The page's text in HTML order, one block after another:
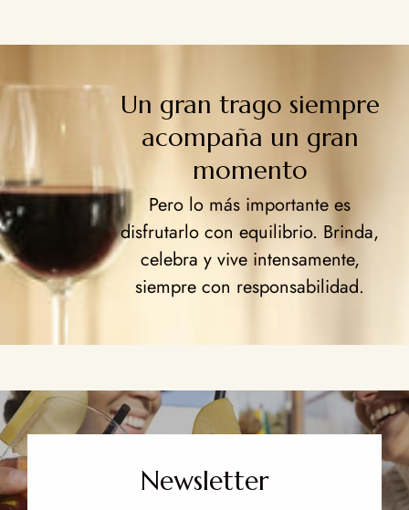
Un gran trago siempre
acompaña un gran
momento
Pero lo más importante es
disfrutarlo con equilibrio. Brinda,
celebra y vive intensamente,
siempre con responsabilidad.
Newsletter